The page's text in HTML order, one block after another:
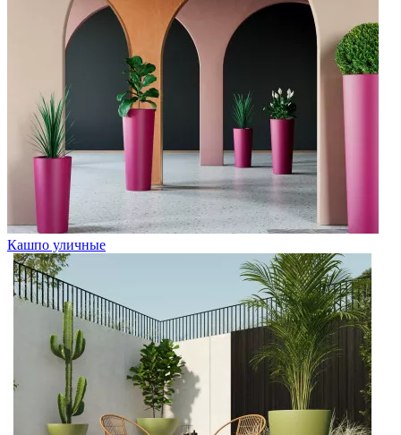
Кашпо уличные